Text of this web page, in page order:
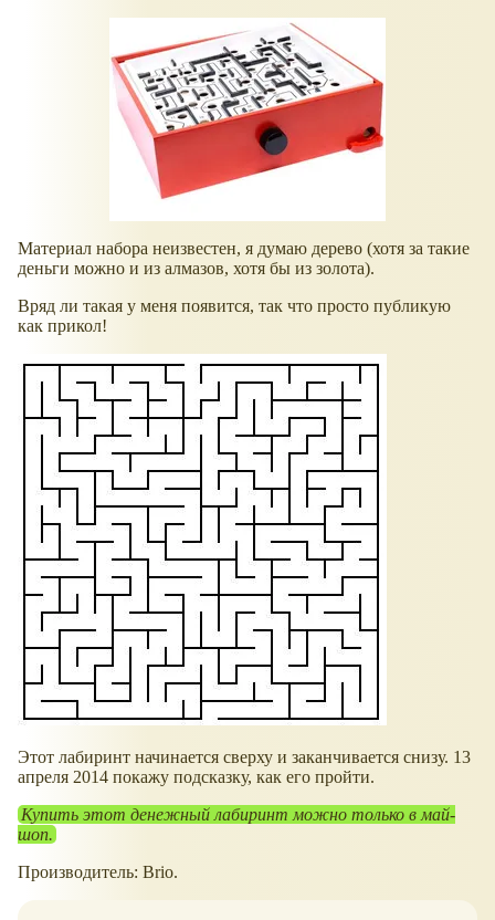
Материал набора неизвестен, я думаю дерево (хотя за такие
деньги можно и из алмазов, хотя бы из золота).
Вряд ли такая у меня появится, так что просто публикую
как прикол!
Этот лабиринт начинается сверху и заканчивается снизу. 13
апреля 2014 покажу подсказку, как его пройти.
Купить этот денежный лабиринт можно только в май-
шоп.
Производитель: Brio.